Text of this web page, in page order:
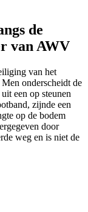
de
van AWV
van het
onderscheidt de
een op steunen
zijnde een
op de bodem
door
weg en is niet de